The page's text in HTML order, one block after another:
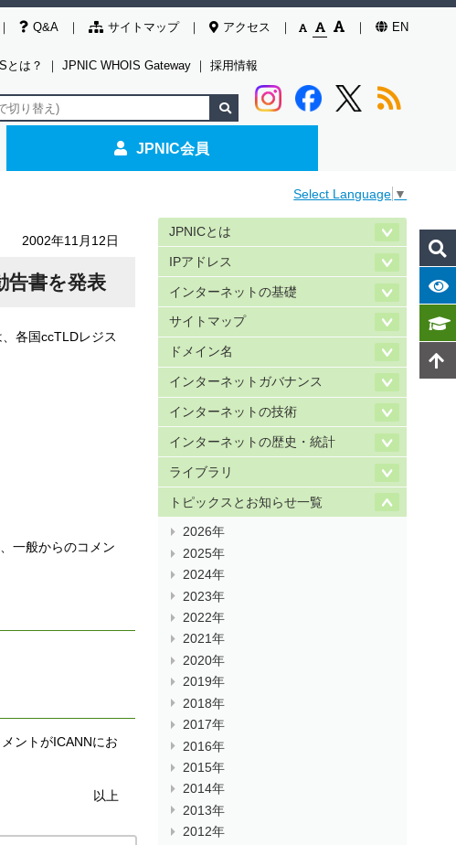
Q&A サイトマップ アクセス EN
とは？ ｜ JPNIC WHOIS Gateway ｜ 採用情報
JPNIC会員
Select Language ▼
2002年11月12日
告書を発表
各国ccTLDレジス
一般からのコメン
ントがICANNにお
以上
JPNICとは
IPアドレス
インターネットの基礎
サイトマップ
ドメイン名
インターネットガバナンス
インターネットの技術
インターネットの歴史・統計
ライブラリ
トピックスとお知らせ一覧
2026年
2025年
2024年
2023年
2022年
2021年
2020年
2019年
2018年
2017年
2016年
2015年
2014年
2013年
2012年